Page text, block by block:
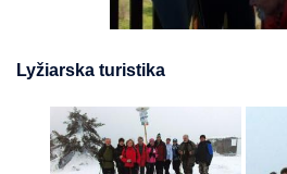
Lyžiarska turistika